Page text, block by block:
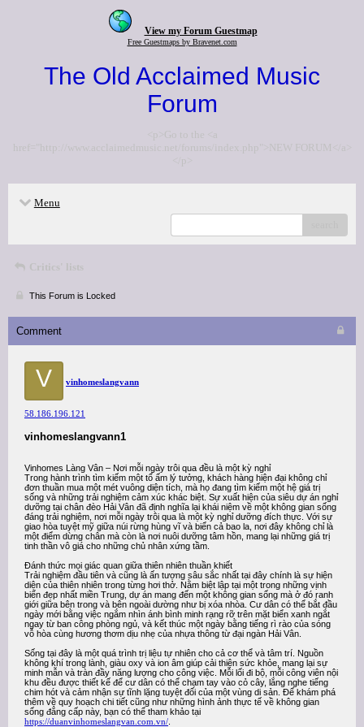
View my Forum Guestmap
Free Guestmaps by Bravenet.com
The Old Acclaimed Music
Forum
<p>Go to the <a
href="http://www.acclaimedmusic.net/forums/index.php">NEW FORUM</a>
</p>
Menu
Critics' lists
This Forum is Locked
Comment
V vinhomeslangvann
58.186.196.121
vinhomeslangvann1
Vinhomes Làng Vân – Nơi mỗi ngày trôi qua đều là một kỳ nghỉ
Trong hành trình tìm kiếm một tổ ấm lý tưởng, khách hàng hiện đại không chỉ
đơn thuần mua một mét vuông diện tích, mà họ đang tìm kiếm một hệ giá trị
sống và những trải nghiệm cảm xúc khác biệt. Sự xuất hiện của siêu dự án nghỉ
dưỡng tại chân đèo Hải Vân đã định nghĩa lại khái niệm về một không gian sống
đáng trải nghiệm, nơi mỗi ngày trôi qua là một kỳ nghỉ dưỡng đích thực. Với sự
giao hòa tuyệt mỹ giữa núi rừng hùng vĩ và biển cả bao la, nơi đây không chỉ là
một điểm dừng chân mà còn là nơi nuôi dưỡng tâm hồn, mang lại những giá trị
tinh thần vô giá cho những chủ nhân xứng tầm.
Đánh thức mọi giác quan giữa thiên nhiên thuần khiết
Trải nghiệm đầu tiên và cũng là ấn tượng sâu sắc nhất tại đây chính là sự hiện
diện của thiên nhiên trong từng hơi thở. Nằm biệt lập tại một trong những vịnh
biển đẹp nhất miền Trung, dự án mang đến một không gian sống mà ở đó ranh
giới giữa bên trong và bên ngoài dường như bị xóa nhòa. Cư dân có thể bắt đầu
ngày mới bằng việc ngắm nhìn ánh bình minh rạng rỡ trên mặt biển xanh ngắt
ngay từ ban công phòng ngủ, và kết thúc một ngày bằng tiếng rì rào của sóng
vỗ hòa cùng hương thơm dịu nhẹ của nhựa thông từ đại ngàn Hải Vân.
Sống tại đây là một quá trình trị liệu tự nhiên cho cả cơ thể và tâm trí. Nguồn
không khí trong lành, giàu oxy và ion âm giúp cải thiện sức khỏe, mang lại sự
minh mẫn và tràn đầy năng lượng cho công việc. Mỗi lối đi bộ, mỗi công viên nội
khu đều được thiết kế để cư dân có thể chạm tay vào cỏ cây, lắng nghe tiếng
chim hót và cảm nhận sự tĩnh lặng tuyệt đối của một vùng di sản. Để khám phá
thêm về quy hoạch chi tiết cũng như những hình ảnh thực tế về không gian
sống đẳng cấp này, bạn có thể tham khảo tại
https://duanvinhomeslangvan.com.vn/